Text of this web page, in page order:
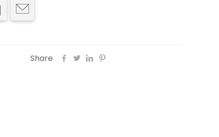
Share